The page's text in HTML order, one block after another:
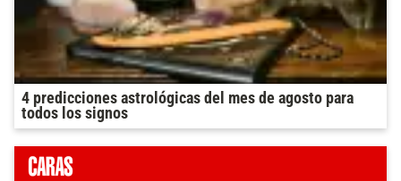
4 predicciones astrológicas del mes de agosto para
todos los signos